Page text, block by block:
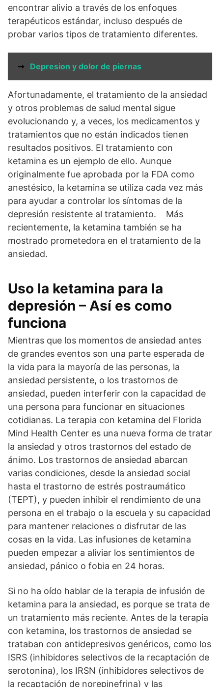
encontrar alivio a través de los enfoques
terapéuticos estándar, incluso después de
probar varios tipos de tratamiento diferentes.
➞ Depresion y dolor de piernas
Afortunadamente, el tratamiento de la ansiedad
y otros problemas de salud mental sigue
evolucionando y, a veces, los medicamentos y
tratamientos que no están indicados tienen
resultados positivos. El tratamiento con
ketamina es un ejemplo de ello. Aunque
originalmente fue aprobada por la FDA como
anestésico, la ketamina se utiliza cada vez más
para ayudar a controlar los síntomas de la
depresión resistente al tratamiento. Más
recientemente, la ketamina también se ha
mostrado prometedora en el tratamiento de la
ansiedad.
Uso la ketamina para la
depresión – Así es como
funciona
Mientras que los momentos de ansiedad antes
de grandes eventos son una parte esperada de
la vida para la mayoría de las personas, la
ansiedad persistente, o los trastornos de
ansiedad, pueden interferir con la capacidad de
una persona para funcionar en situaciones
cotidianas. La terapia con ketamina del Florida
Mind Health Center es una nueva forma de tratar
la ansiedad y otros trastornos del estado de
ánimo. Los trastornos de ansiedad abarcan
varias condiciones, desde la ansiedad social
hasta el trastorno de estrés postraumático
(TEPT), y pueden inhibir el rendimiento de una
persona en el trabajo o la escuela y su capacidad
para mantener relaciones o disfrutar de las
cosas en la vida. Las infusiones de ketamina
pueden empezar a aliviar los sentimientos de
ansiedad, pánico o fobia en 24 horas.
Si no ha oído hablar de la terapia de infusión de
ketamina para la ansiedad, es porque se trata de
un tratamiento más reciente. Antes de la terapia
con ketamina, los trastornos de ansiedad se
trataban con antidepresivos genéricos, como los
ISRS (inhibidores selectivos de la recaptación de
serotonina), los IRSN (inhibidores selectivos de
la recaptación de norepinefrina) y las